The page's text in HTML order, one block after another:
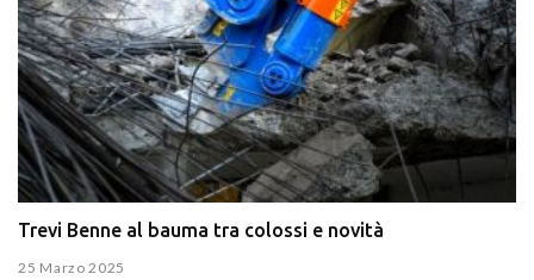
Trevi Benne al bauma tra colossi e novità
25 Marzo 2025